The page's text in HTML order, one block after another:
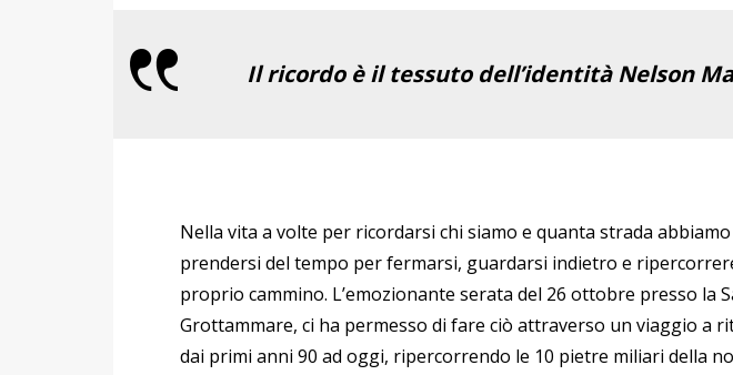
Il ricordo è il tessuto dell’identità Nelson
Nella vita a volte per ricordarsi chi siamo e quanta strada
prendersi del tempo per fermarsi, guardarsi indietro e
proprio cammino. L’emozionante serata del 26 ottobre presso la
Grottammare, ci ha permesso di fare ciò attraverso un viaggio a
dai primi anni 90 ad oggi, ripercorrendo le 10 pietre miliari della